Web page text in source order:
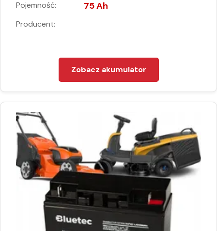
Pojemność: 75 Ah
Producent:
Zobacz akumulator